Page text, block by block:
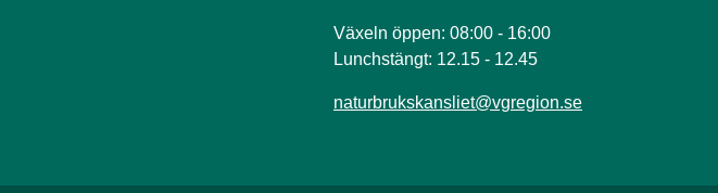
Växeln öppen: 08:00 - 16:00
Lunchstängt: 12.15 - 12.45
naturbrukskansliet@vgregion.se